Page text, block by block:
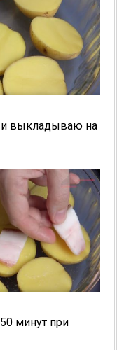
и выкладываю на
минут при